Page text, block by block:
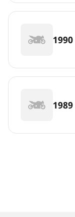
1990
1989